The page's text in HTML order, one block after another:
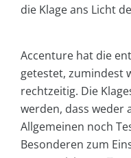
die Klage ans Licht
Accenture hat die
getestet, zumindest
rechtzeitig. Die
werden, dass weder
Allgemeinen noch
Besonderen zum